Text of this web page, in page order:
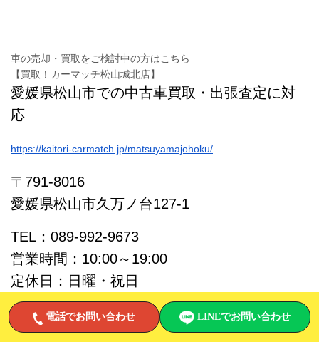
車の売却・買取をご検討中の方はこちら
【買取！カーマッチ松山城北店】
愛媛県松山市での中古車買取・出張査定に対
応
https://kaitori-carmatch.jp/matsuyamajohoku/
〒791-8016
愛媛県松山市久万ノ台127-1
TEL：089-992-9673
営業時間：10:00～19:00
定休日：日曜・祝日
買取専用LINE
電話でお問い合わせ LINEでお問い合わせ